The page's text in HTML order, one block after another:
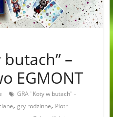
butach” –
EGMONT
GRA "Koty w butach" -
, gry rodzinne, Piotr